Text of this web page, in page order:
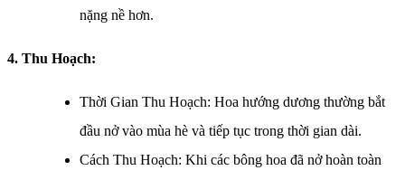
nặng nề hơn.
4. Thu Hoạch:
Thời Gian Thu Hoạch: Hoa hướng dương thường bắt
đầu nở vào mùa hè và tiếp tục trong thời gian dài.
Cách Thu Hoạch: Khi các bông hoa đã nở hoàn toàn